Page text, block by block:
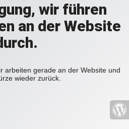
wir führen
an der Website
arbeiten gerade an der Website und
wieder zurück.